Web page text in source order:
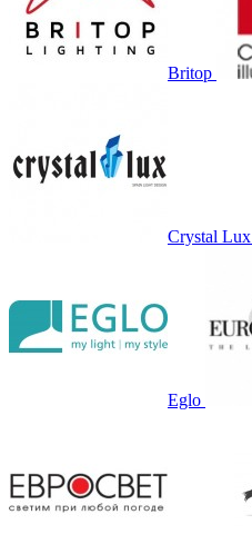
Britop
Crystal Lux
Eglo